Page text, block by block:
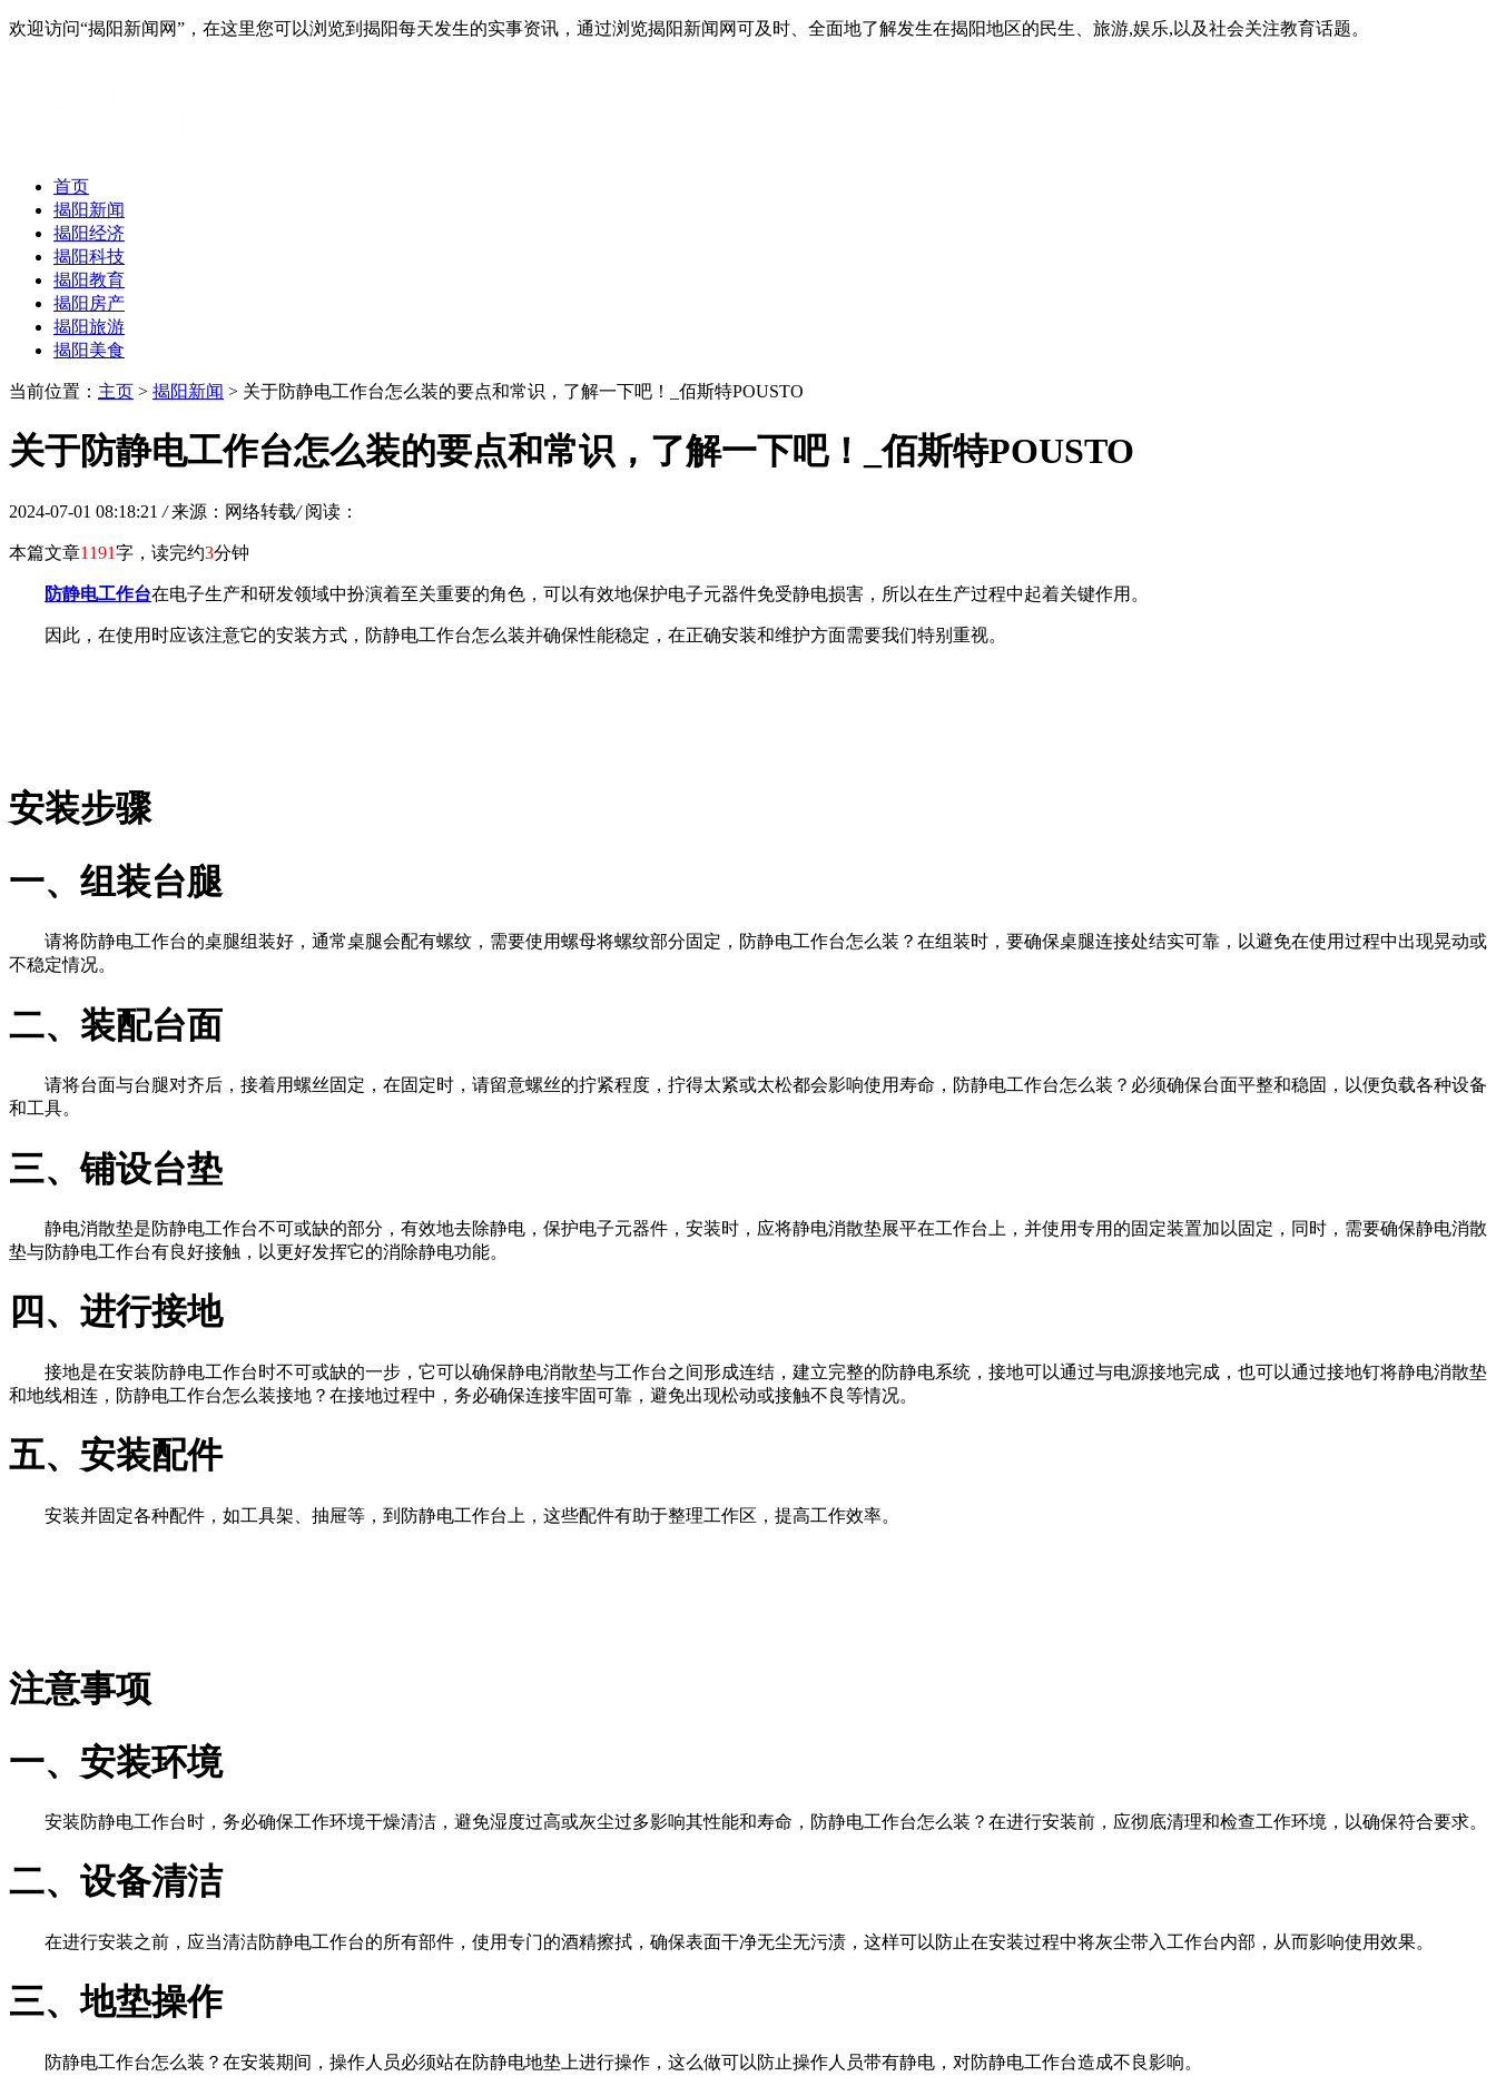
欢迎访问“揭阳新闻网”，在这里您可以浏览到揭阳每天发生的实事资讯，通过浏览揭阳新闻网可及时、全面地了解发生在揭阳地区的民生、旅游,娱乐,以及社会关注教育话题。
首页
揭阳新闻
揭阳经济
揭阳科技
揭阳教育
揭阳房产
揭阳旅游
揭阳美食
当前位置： 主页 > 揭阳新闻 > 关于防静电工作台怎么装的要点和常识，了解一下吧！_佰斯特POUSTO
关于防静电工作台怎么装的要点和常识，了解一下吧！_佰斯特POUSTO
2024-07-01 08:18:21 / 来源：网络转载/ 阅读：
本篇文章1191字，读完约3分钟
防静电工作台在电子生产和研发领域中扮演着至关重要的角色，可以有效地保护电子元器件免受静电损害，所以在生产过程中起着关键作用。
因此，在使用时应该注意它的安装方式，防静电工作台怎么装并确保性能稳定，在正确安装和维护方面需要我们特别重视。
安装步骤
一、组装台腿
请将防静电工作台的桌腿组装好，通常桌腿会配有螺纹，需要使用螺母将螺纹部分固定，防静电工作台怎么装？在组装时，要确保桌腿连接处结实可靠，以避免在使用过程中出现晃动或
不稳定情况。
二、装配台面
请将台面与台腿对齐后，接着用螺丝固定，在固定时，请留意螺丝的拧紧程度，拧得太紧或太松都会影响使用寿命，防静电工作台怎么装？必须确保台面平整和稳固，以便负载各种设备
和工具。
三、铺设台垫
静电消散垫是防静电工作台不可或缺的部分，有效地去除静电，保护电子元器件，安装时，应将静电消散垫展平在工作台上，并使用专用的固定装置加以固定，同时，需要确保静电消散
垫与防静电工作台有良好接触，以更好发挥它的消除静电功能。
四、进行接地
接地是在安装防静电工作台时不可或缺的一步，它可以确保静电消散垫与工作台之间形成连结，建立完整的防静电系统，接地可以通过与电源接地完成，也可以通过接地钉将静电消散垫
和地线相连，防静电工作台怎么装接地？在接地过程中，务必确保连接牢固可靠，避免出现松动或接触不良等情况。
五、安装配件
安装并固定各种配件，如工具架、抽屉等，到防静电工作台上，这些配件有助于整理工作区，提高工作效率。
注意事项
一、安装环境
安装防静电工作台时，务必确保工作环境干燥清洁，避免湿度过高或灰尘过多影响其性能和寿命，防静电工作台怎么装？在进行安装前，应彻底清理和检查工作环境，以确保符合要求。
二、设备清洁
在进行安装之前，应当清洁防静电工作台的所有部件，使用专门的酒精擦拭，确保表面干净无尘无污渍，这样可以防止在安装过程中将灰尘带入工作台内部，从而影响使用效果。
三、地垫操作
防静电工作台怎么装？在安装期间，操作人员必须站在防静电地垫上进行操作，这么做可以防止操作人员带有静电，对防静电工作台造成不良影响。